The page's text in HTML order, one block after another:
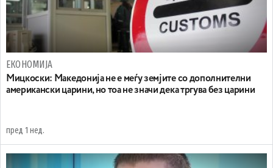
ЕКОНОМИЈА
Мицкоски: Македонија не е меѓу земјите со дополнителни
американски царини, но тоа не значи дека тргува без царини
пред 1 нед.